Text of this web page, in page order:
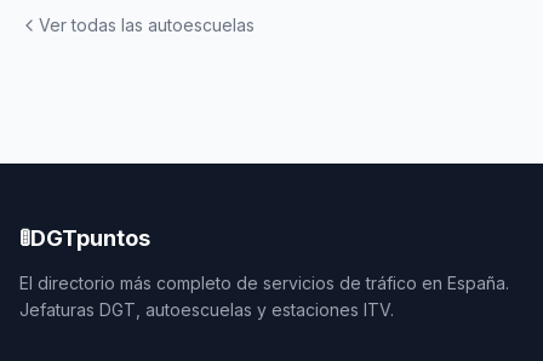
Ver todas las autoescuelas
🚦DGTpuntos
El directorio más completo de servicios de tráfico en España.
Jefaturas DGT, autoescuelas y estaciones ITV.